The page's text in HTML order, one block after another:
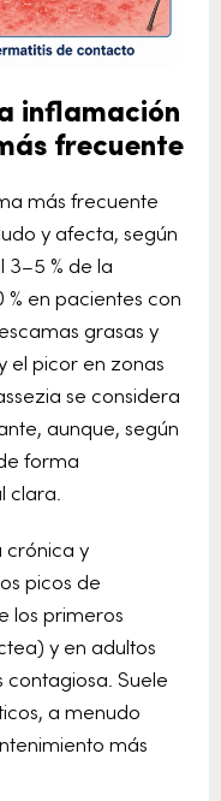
inflamación
frecuente
más frecuente
y afecta, según
% de la
en pacientes con
grasas y
el picor en zonas
se considera
aunque, según
forma
clara.
crónica y
picos de
los primeros
y en adultos
contagiosa. Suele
a menudo
más